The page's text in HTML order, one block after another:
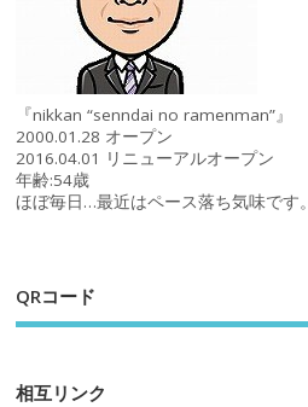
『nikkan “senndai no ramenman”』
2000.01.28 オープン
2016.04.01 リニューアルオープン
年齢:54歳
ほぼ毎日…最近はペース落ち気味です。
QRコード
相互リンク